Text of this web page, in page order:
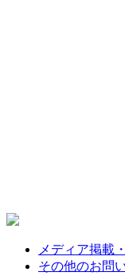
メディア掲載
その他のお問